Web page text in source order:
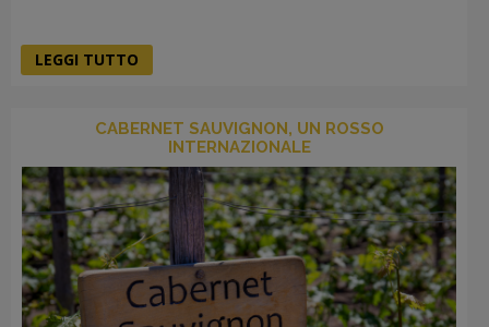
LEGGI TUTTO
CABERNET SAUVIGNON, UN ROSSO
INTERNAZIONALE